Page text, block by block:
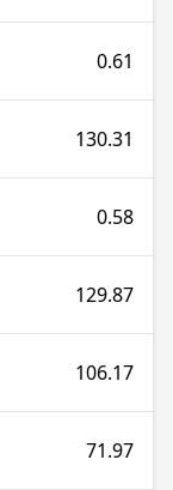
0.61
130.31
0.58
129.87
106.17
71.97